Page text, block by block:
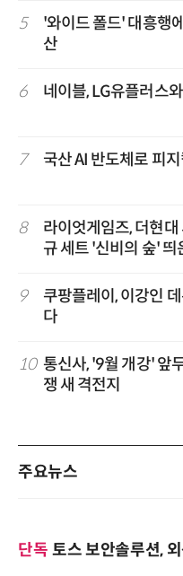
5
'와이드 폴드' 대흥행
산
6 네이블, LG유플러스
7 국산 AI 반도체로 피
8
라이엇게임즈, 더현
규 세트 '신비의 숲' 띄
9
쿠팡플레이, 이강인
다
10 통신사, '9월 개강' 앞
쟁 새 격전지
주요뉴스
단독 토스 보안솔루션,